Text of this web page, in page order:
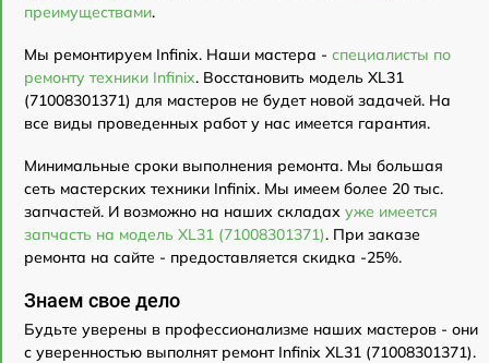
преимуществами.
Мы ремонтируем Infinix. Наши мастера - специалисты по
ремонту техники Infinix. Восстановить модель XL31
(71008301371) для мастеров не будет новой задачей. На
все виды проведенных работ у нас имеется гарантия.
Минимальные сроки выполнения ремонта. Мы большая
сеть мастерских техники Infinix. Мы имеем более 20 тыс.
запчастей. И возможно на наших складах уже имеется
запчасть на модель XL31 (71008301371). При заказе
ремонта на сайте - предоставляется скидка -25%.
Знаем свое дело
Будьте уверены в профессионализме наших мастеров - они
с уверенностью выполнят ремонт Infinix XL31 (71008301371).